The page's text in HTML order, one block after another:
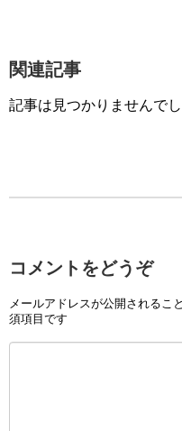
関連記事
記事は見つかりませんでし
コメントをどうぞ
メールアドレスが公開されるこ
須項目です